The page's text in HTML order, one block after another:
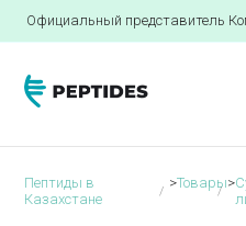
Официальный представитель
Пептиды в
Казахстане
>Товары>